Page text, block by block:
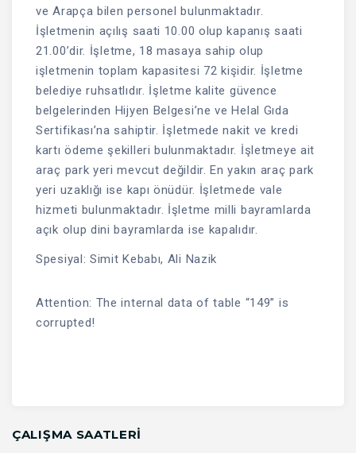
ve Arapça bilen personel bulunmaktadır.
İşletmenin açılış saati 10.00 olup kapanış saati
21.00’dir. İşletme, 18 masaya sahip olup
işletmenin toplam kapasitesi 72 kişidir. İşletme
belediye ruhsatlıdır. İşletme kalite güvence
belgelerinden Hijyen Belgesi’ne ve Helal Gıda
Sertifikası’na sahiptir. İşletmede nakit ve kredi
kartı ödeme şekilleri bulunmaktadır. İşletmeye ait
araç park yeri mevcut değildir. En yakın araç park
yeri uzaklığı ise kapı önüdür. İşletmede vale
hizmeti bulunmaktadır. İşletme milli bayramlarda
açık olup dini bayramlarda ise kapalıdır.
Spesiyal: Simit Kebabı, Ali Nazik
Attention: The internal data of table “149” is
corrupted!
ÇALIŞMA SAATLERI